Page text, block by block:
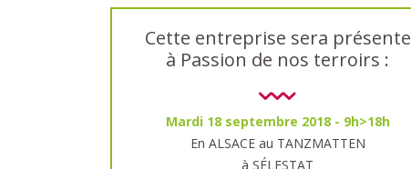
Cette entreprise sera présente
à Passion de nos terroirs :
Mardi 18 septembre 2018 - 9h>18h
En ALSACE au TANZMATTEN
à SÉLESTAT